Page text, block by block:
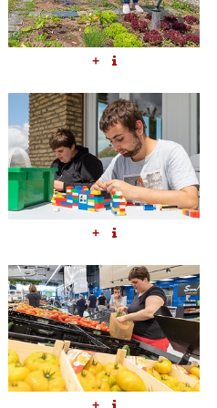
+
+